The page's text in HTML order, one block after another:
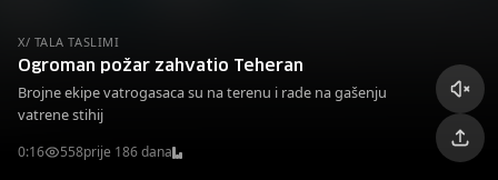
X/ TALA TASLIMI
Ogroman požar zahvatio Teheran
Brojne ekipe vatrogasaca su na terenu i rade na gašenju
vatrene stihij
0:16 558prije 186 dana